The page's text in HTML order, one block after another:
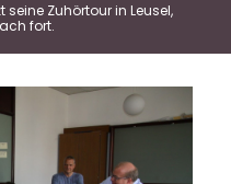
Zuhörtour in Leusel,
fort.